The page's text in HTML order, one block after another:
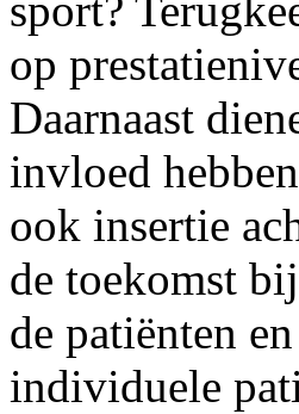
sport?
op
Daarnaast
invloed
ook insertie
de toekomst
de patiënten
individuele